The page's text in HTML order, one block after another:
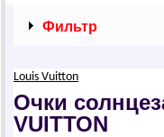
Фильтр
Louis Vuitton
Очки
VUIТТОN